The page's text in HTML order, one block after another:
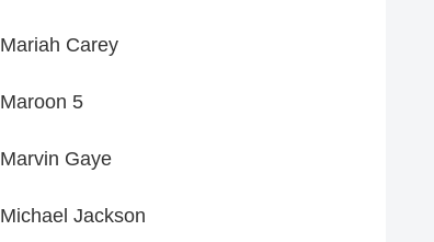
Mariah Carey
Maroon 5
Marvin Gaye
Michael Jackson